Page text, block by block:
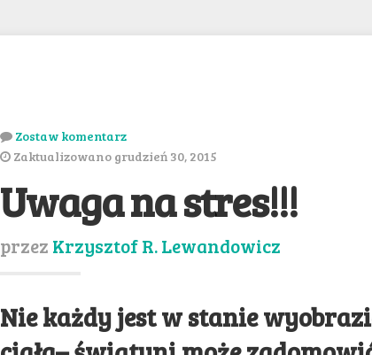
Zostaw komentarz
Zaktualizowano grudzień 30, 2015
Uwaga na stres!!!
przez Krzysztof R. Lewandowicz
Nie każdy jest w stanie